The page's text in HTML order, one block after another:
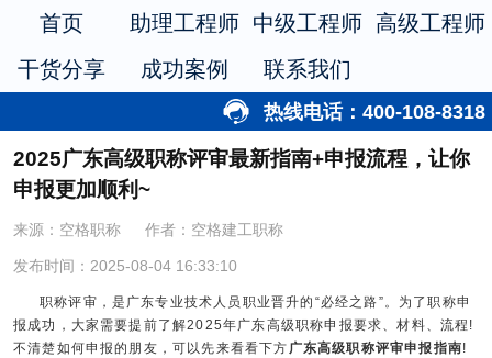
首页 助理工程师 中级工程师 高级工程师
干货分享
成功案例 联系我们
热线电话：400-108-8318
2025广东高级职称评审最新指南+申报流程，让你
申报更加顺利~
来源：空格职称 作者：空格建工职称
发布时间：2025-08-04 16:33:10
职称评审，是广东专业技术人员职业晋升的“必经之路”。为了职称申
报成功，大家需要提前了解2025年广东高级职称申报要求、材料、流程!
不清楚如何申报的朋友，可以先来看看下方 广东高级职称评审申报指南!